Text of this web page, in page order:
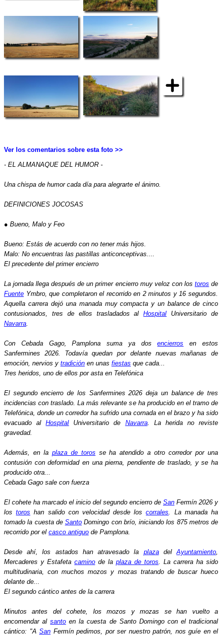
Ver los comentarios sobre esta foto >>
- EL ALMANAQUE DEL HUMOR -
Una chispa de humor cada día para alegrarte el ánimo.
DEFINICIONES JOCOSAS
● Bueno, Malo y Feo
Bueno: Estás de acuerdo con no tener más hijos.
Malo: No encuentras las pastillas anticonceptivas....
El precedente del primer encierro
La jornada llega después de un primer encierro muy veloz con los toros de
Fuente Ymbro, que completaron el recorrido en 2 minutos y 16 segundos.
Aquella carrera dejó una manada muy compacta y un balance de cinco
contusionados, tres de ellos trasladados alHospital Universitario de
Navarra
Con Cebada Gago, Pamplona suma ya dosencierros en estos
Sanfermines 2026. Todavía quedan por delante nuevas mañanas de
emoción, nervios y tradición en unas fiestas que cada...
Tres heridos, uno de ellos por asta en Telefónica
El segundo encierro de los Sanfermines 2026 deja un balance de tres
incidencias con traslado. La más relevante se ha producido en el tramo de
Telefónica, donde un corredor ha sufrido una cornada en el brazo y ha sido
evacuado alHospital Universitario de Navarra. La herida no reviste
gravedad.
Además, en la plaza de toros se ha atendido a otro corredor por una
contusión con deformidad en una pierna, pendiente de traslado, y se ha
producido otra...
Cebada Gago sale con fuerza
El cohete ha marcado el inicio del segundo encierro de San Fermín 2026 y
lostoros han salido con velocidad desde loscorrales . La manada ha
tomado la cuesta de Santo Domingo con brío, iniciando los 875 metros de
recorrido por el casco antiguo de Pamplona.
Desde ahí, los astados han atravesado la plazadelAyuntamiento
Mercaderes y Estafeta camino de la plaza de toros . La carrera ha sido
multitudinaria, con muchos mozos y mozas tratando de buscar hueco
delante de...
El segundo cántico antes de la carrera
Minutos antes del cohete, los mozos y mozas se han vuelto a
encomendar alsanto en la cuesta de Santo Domingo con el tradicional
cántico: "A San Fermín pedimos, por ser nuestro patrón, nos guíe en el